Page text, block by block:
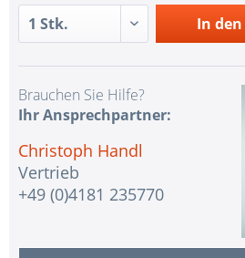
In den
Brauchen Sie Hilfe?
Ihr Ansprechpartner:
Christoph Handl
Vertrieb
+49 (0)4181 235770